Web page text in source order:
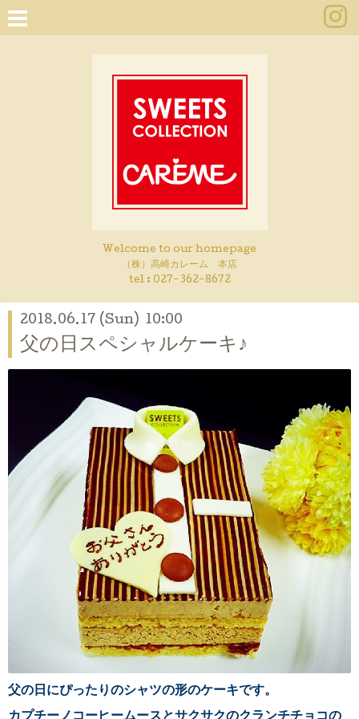
Welcome to our homepage
（株）高崎カレーム 本店
tel : 027-362-8672
2018.06.17 (Sun) 10:00
父の日スペシャルケーキ♪
父の日にぴったりのシャツの形のケーキです。